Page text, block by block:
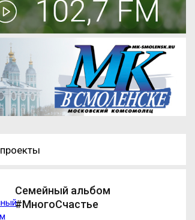
проекты
Семейный альбом
#МногоСчастье